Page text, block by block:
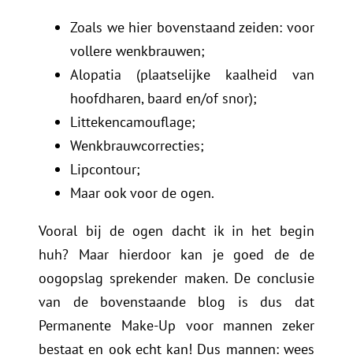
Zoals we hier bovenstaand zeiden: voor
vollere wenkbrauwen;
Alopatia (plaatselijke kaalheid van
hoofdharen, baard en/of snor);
Littekencamouflage;
Wenkbrauwcorrecties;
Lipcontour;
Maar ook voor de ogen.
Vooral bij de ogen dacht ik in het begin
huh? Maar hierdoor kan je goed de de
oogopslag sprekender maken. De conclusie
van de bovenstaande blog is dus dat
Permanente Make-Up voor mannen zeker
bestaat en ook echt kan! Dus mannen: wees